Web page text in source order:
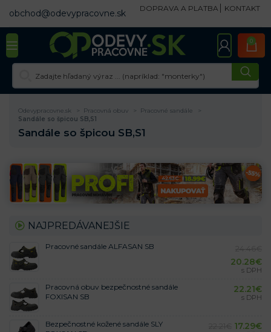
obchod@odevypracovne.sk DOPRAVA A PLATBA KONTAKT
0
Odevypracovne.sk Pracovná obuv
Pracovné sandále
Sandále so špicou SB,S1
Sandále so špicou SB,S1
NAJPREDÁVANEJŠIE
Pracovné sandále ALFASAN SB
20.28€
s DPH
Pracovná obuv bezpečnostné sandále
FOXISAN SB
22.21€
s DPH
Bezpečnostné kožené sandále SLY
17.29€